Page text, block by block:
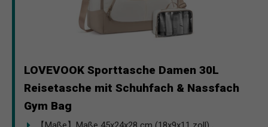
LOVEVOOK Sporttasche Damen 30L
Reisetasche mit Schuhfach & Nassfach
Gym Bag